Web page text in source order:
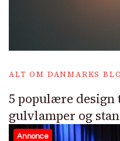
ALT OM DANMARKS
5 populære
gulvlamper og
Annonce